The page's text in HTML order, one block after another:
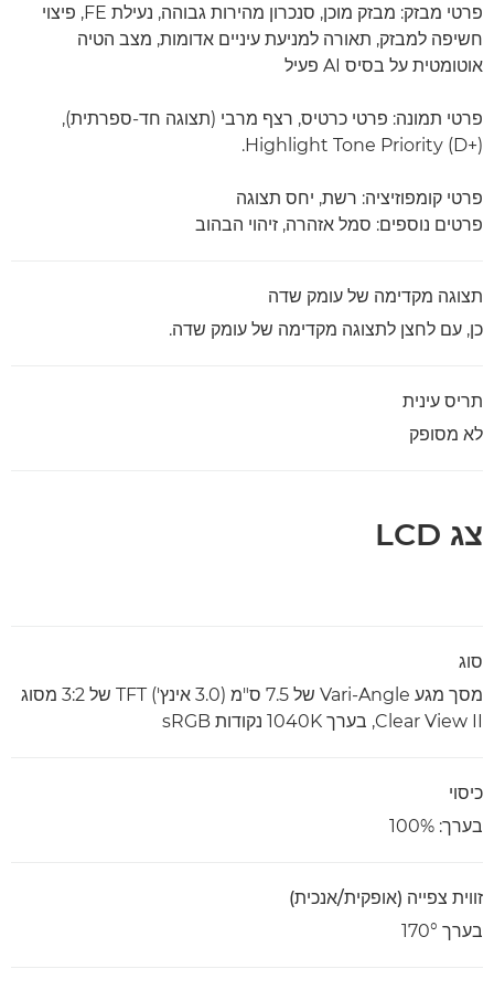
פרטי מבזק: מבזק מוכן, סנכרון מהירות גבוהה, נעילת FE, פיצוי
חשיפה למבזק, תאורה למניעת עיניים אדומות, מצב הטיה
אוטומטית על בסיס AI פעיל
פרטי תמונה: פרטי כרטיס, רצף מרבי (תצוגה חד-ספרתית),
Highlight Tone Priority (D+)‎.
פרטי קומפוזיציה: רשת, יחס תצוגה
פרטים נוספים: סמל אזהרה, זיהוי הבהוב
תצוגה מקדימה של עומק שדה
כן, עם לחצן לתצוגה מקדימה של עומק שדה.
תריס עינית
לא מסופק
צג LCD
סוג
מסך מגע Vari-Angle של 7.5 ס"מ (3.0 אינץ') TFT של 3:2 מסוג
Clear View II, בערך 1040K נקודות sRGB
כיסוי
בערך: ‎100%
זווית צפייה (אופקית/אנכית)
בערך 170°